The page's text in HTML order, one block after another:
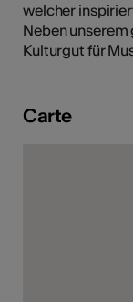
welcher
Neben
Kulturgut für
Carte